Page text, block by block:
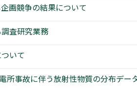
画競争の結果について
査研究業務
いて
事故に伴う放射性物質の分布デー